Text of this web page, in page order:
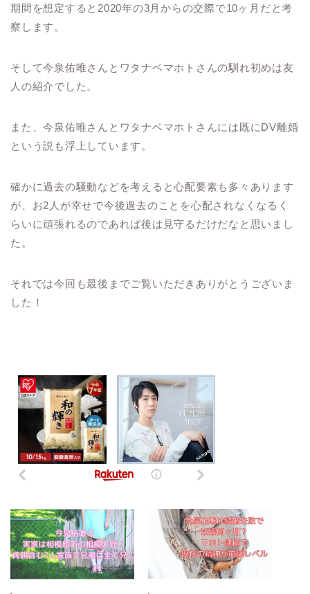
期間を想定すると2020年の3月からの交際で10ヶ月だと考
察します。
そして今泉佑唯さんとワタナベマホトさんの馴れ初めは友
人の紹介でした。
また、今泉佑唯さんとワタナベマホトさんには既にDV離婚
という説も浮上しています。
確かに過去の騒動などを考えると心配要素も多々あります
が、お2人が幸せで今後過去のことを心配されなくなるく
らいに頑張れるのであれば後は見守るだけだなと思いまし
た。
それでは今回も最後までご覧いただきありがとうございま
した！